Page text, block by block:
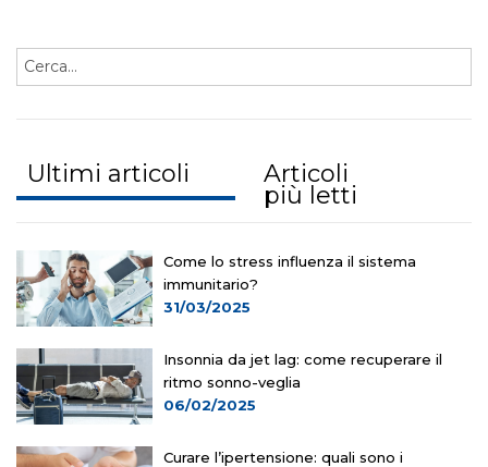
Ultimi articoli Articoli
più letti
Come lo stress influenza il sistema
immunitario?
31/03/2025
Insonnia da jet lag: come recuperare il
ritmo sonno-veglia
06/02/2025
Curare l’ipertensione: quali sono i